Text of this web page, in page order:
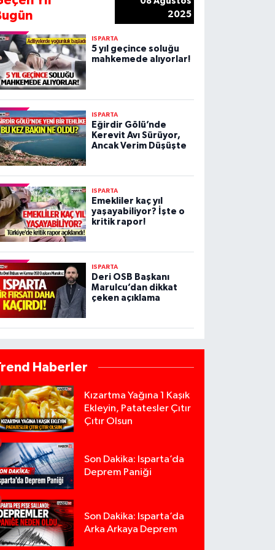
2025
ISPARTA
5 yıl geçince soluğu
mahkemede alıyorlar!
ISPARTA
Eğirdir Gölü’nde
Kerevit Avı Sürüyor,
Ancak Verim Düşüşte
ISPARTA
Emekliler kaç yıl
yaşayabiliyor? İşte o
kritik rapor!
ISPARTA
Deri OSB Başkanı
Marulcu’dan dikkat
çeken açıklama
Haberler
Kızartma Yağına 1 Kaşık
Ekleyin, Patatesler Çıtır
Çıtır Olsun
Son Dakika: Isparta’da
Deprem Paniği
Son Dakika: Isparta’da
Arka Arkaya Deprem